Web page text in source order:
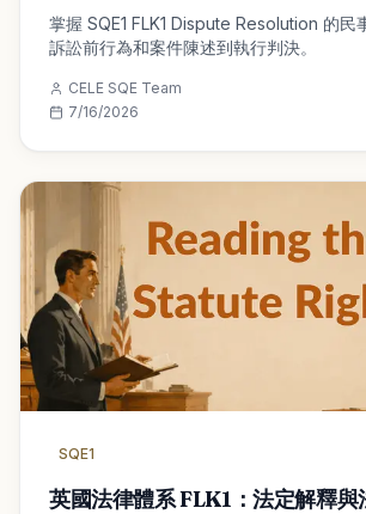
掌握 SQE1 FLK1 Dispute Resolution 的民
訴訟前行為和案件陳述到執行判決。
CELE SQE Team
7/16/2026
SQE1
英國法律體系 FLK1：法定解釋與